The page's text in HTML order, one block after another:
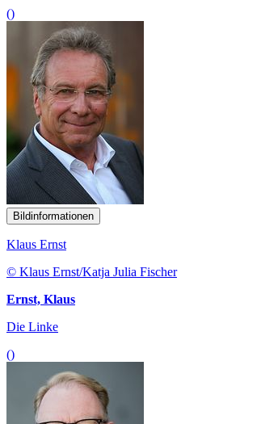
()
Bildinformationen
Klaus Ernst
© Klaus Ernst/Katja Julia Fischer
Ernst, Klaus
Die Linke
()